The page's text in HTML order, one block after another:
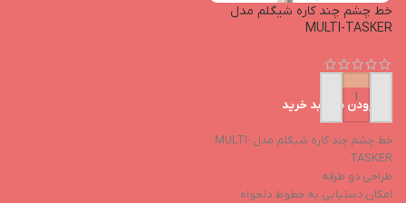
خط چشم چند کاره شیگلم مدل
MULTI-TASKER
افزودن به سبد خرید
خط چشم چند کاره شیگلم مدل MULTI-
TASKER
طراحی دو طرفه
امکان دستیابی به خطوط دلخواه